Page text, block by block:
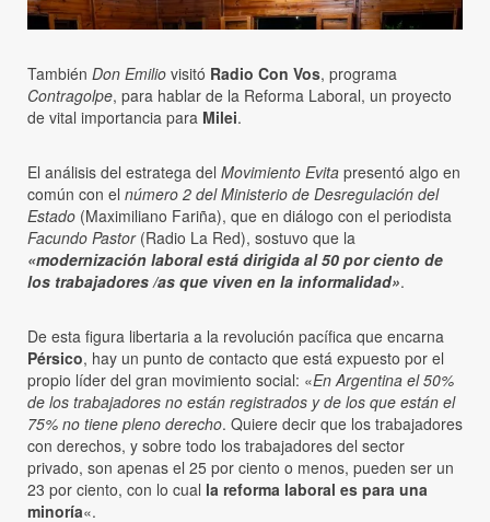
También Don Emilio visitó Radio Con Vos, programa
Contragolpe, para hablar de la Reforma Laboral, un proyecto
de vital importancia para Milei.
El análisis del estratega del Movimiento Evita presentó algo en
común con el número 2 del Ministerio de Desregulación del
Estado (Maximiliano Fariña), que en diálogo con el periodista
Facundo Pastor(Radio La Red), sostuvo que la
«modernización laboral está dirigida al 50 por ciento de
los trabajadores /as que viven en la informalidad».
De esta figura libertaria a la revolución pacífica que encarna
Pérsico, hay un punto de contacto que está expuesto por el
propio líder del gran movimiento social: «En Argentina el 50%
de los trabajadores no están registrados y de los que están el
75% no tiene pleno derecho. Quiere decir que los trabajadores
con derechos, y sobre todo los trabajadores del sector
privado, son apenas el 25 por ciento o menos, pueden ser un
23 por ciento, con lo cual la reforma laboral es para una
minoría«.